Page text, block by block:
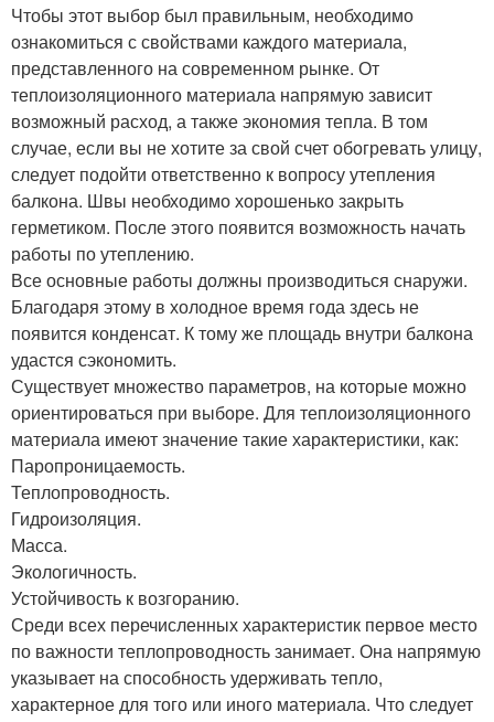
Чтобы этот выбор был правильным, необходимо
ознакомиться с свойствами каждого материала,
представленного на современном рынке. От
теплоизоляционного материала напрямую зависит
возможный расход, а также экономия тепла. В том
случае, если вы не хотите за свой счет обогревать улицу,
следует подойти ответственно к вопросу утепления
балкона. Швы необходимо хорошенько закрыть
герметиком. После этого появится возможность начать
работы по утеплению.
Все основные работы должны производиться снаружи.
Благодаря этому в холодное время года здесь не
появится конденсат. К тому же площадь внутри балкона
удастся сэкономить.
Существует множество параметров, на которые можно
ориентироваться при выборе. Для теплоизоляционного
материала имеют значение такие характеристики, как:
Паропроницаемость.
Теплопроводность.
Гидроизоляция.
Масса.
Экологичность.
Устойчивость к возгоранию.
Среди всех перечисленных характеристик первое место
по важности теплопроводность занимает. Она напрямую
указывает на способность удерживать тепло,
характерное для того или иного материала. Что следует